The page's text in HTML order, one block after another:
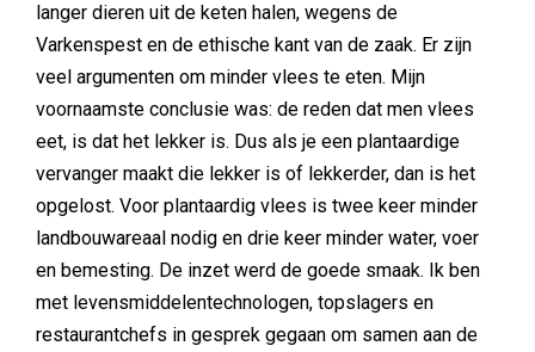
langer dieren uit de keten halen, wegens de
Varkenspest en de ethische kant van de zaak. Er zijn
veel argumenten om minder vlees te eten. Mijn
voornaamste conclusie was: de reden dat men vlees
eet, is dat het lekker is. Dus als je een plantaardige
vervanger maakt die lekker is of lekkerder, dan is het
opgelost. Voor plantaardig vlees is twee keer minder
landbouwareaal nodig en drie keer minder water, voer
en bemesting. De inzet werd de goede smaak. Ik ben
met levensmiddelentechnologen, topslagers en
restaurantchefs in gesprek gegaan om samen aan de